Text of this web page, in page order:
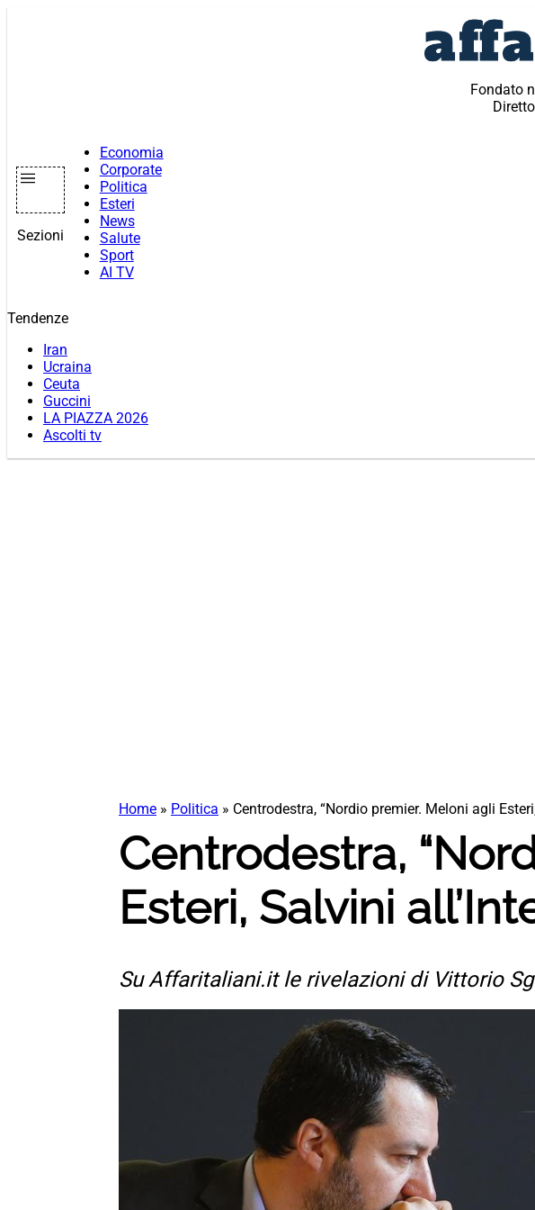
Fondato
Sezioni
Economia
Corporate
Politica
Esteri
News
Salute
Sport
AI TV
Tendenze
Iran
Ucraina
Ceuta
Guccini
LA PIAZZA 2026
Ascolti tv
Home » Politica » Centrodestra, “Nordio premier. Meloni agli
Centrodestra,
Esteri, Salvini
Su Affaritaliani.it le rivelazioni di Vittorio